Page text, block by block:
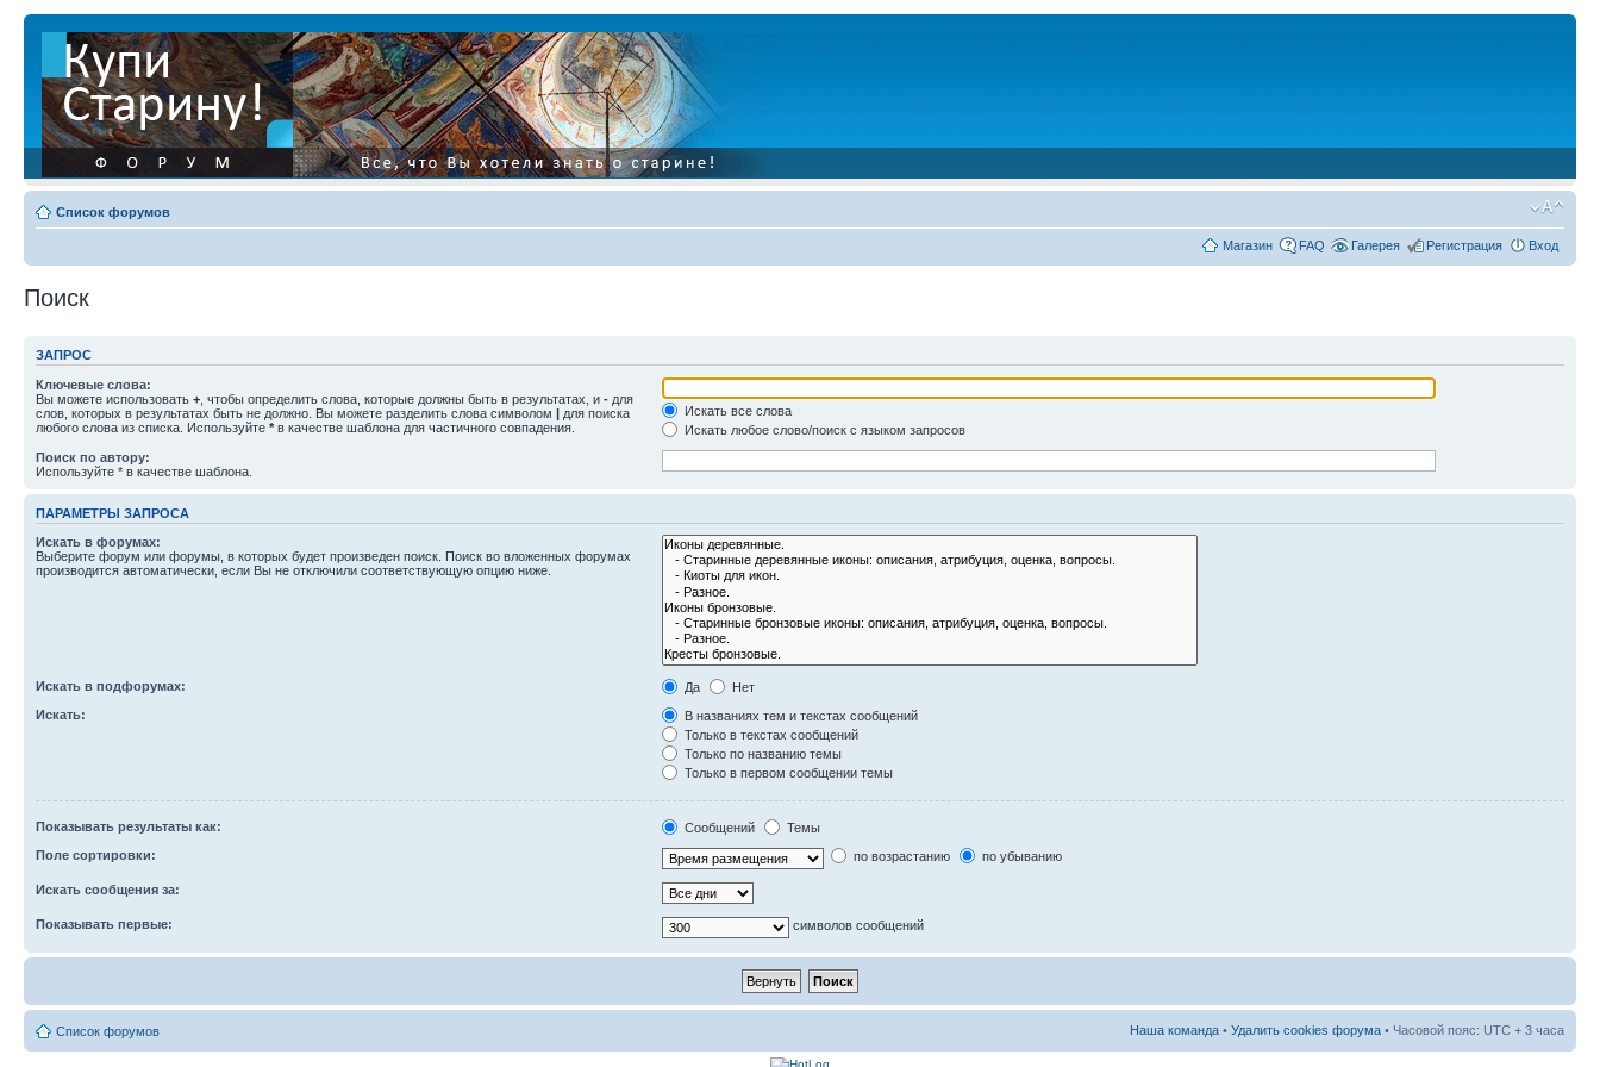
Список форумов
Магазин FAQ Галерея Регистрация Вход
Поиск
ЗАПРОС
Ключевые слова:
Вы можете использовать + , чтобы определить слова, которые должны быть в результатах, и - для
слов, которых в результатах быть не должно. Вы можете разделить слова символом | для поиска
любого слова из списка. Используйте * в качестве шаблона для частичного совпадения.
Искать все слова
Искать любое слово/поиск с языком запросов
Поиск по автору:
Используйте * в качестве шаблона.
ПАРАМЕТРЫ ЗАПРОСА
Искать в форумах:
Выберите форум или форумы, в которых будет произведен поиск. Поиск во вложенных форумах
производится автоматически, если Вы не отключили соответствующую опцию ниже.
Искать в подфорумах: Да
Нет
Искать:
В названиях тем и текстах сообщений
Только в текстах сообщений
Только по названию темы
Только в первом сообщении темы
Показывать результаты как: Сообщений
Темы
Поле сортировки:
по возрастанию по убыванию
Искать сообщения за:
Показывать первые: символов сообщений
Список форумов Наша команда • Удалить cookies форума • Часовой пояс: UTC + 3 часа